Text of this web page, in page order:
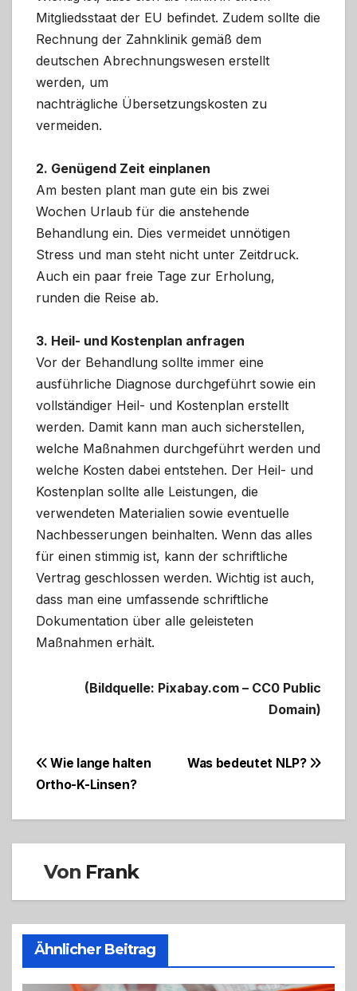
Mitgliedsstaat der EU befindet. Zudem sollte die
Rechnung der Zahnklinik gemäß dem
deutschen Abrechnungswesen erstellt
werden, um
nachträgliche Übersetzungskosten zu
vermeiden.
2. Genügend Zeit einplanen
Am besten plant man gute ein bis zwei
Wochen Urlaub für die anstehende
Behandlung ein. Dies vermeidet unnötigen
Stress und man steht nicht unter Zeitdruck.
Auch ein paar freie Tage zur Erholung,
runden die Reise ab.
3. Heil- und Kostenplan anfragen
Vor der Behandlung sollte immer eine
ausführliche Diagnose durchgeführt sowie ein
vollständiger Heil- und Kostenplan erstellt
werden. Damit kann man auch sicherstellen,
welche Maßnahmen durchgeführt werden und
welche Kosten dabei entstehen. Der Heil- und
Kostenplan sollte alle Leistungen, die
verwendeten Materialien sowie eventuelle
Nachbesserungen beinhalten. Wenn das alles
für einen stimmig ist, kann der schriftliche
Vertrag geschlossen werden. Wichtig ist auch,
dass man eine umfassende schriftliche
Dokumentation über alle geleisteten
Maßnahmen erhält.
(Bildquelle: Pixabay.com – CC0 Public
Domain)
Beitragsnavigation
Was bedeutet NLP?
Wie lange halten
Ortho-K-Linsen?
Von Frank
Ähnlicher Beitrag